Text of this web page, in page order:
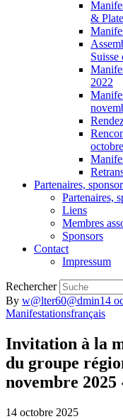
&
Suisse
2022
Partenaires,
Partenaires,
Liens
Membres
Sponsors
Contact
Impressum
Rechercher
By w@lter60@dmin14
Manifestationsfrançais
Invitation à la
du groupe
novembre
14 octobre 2025